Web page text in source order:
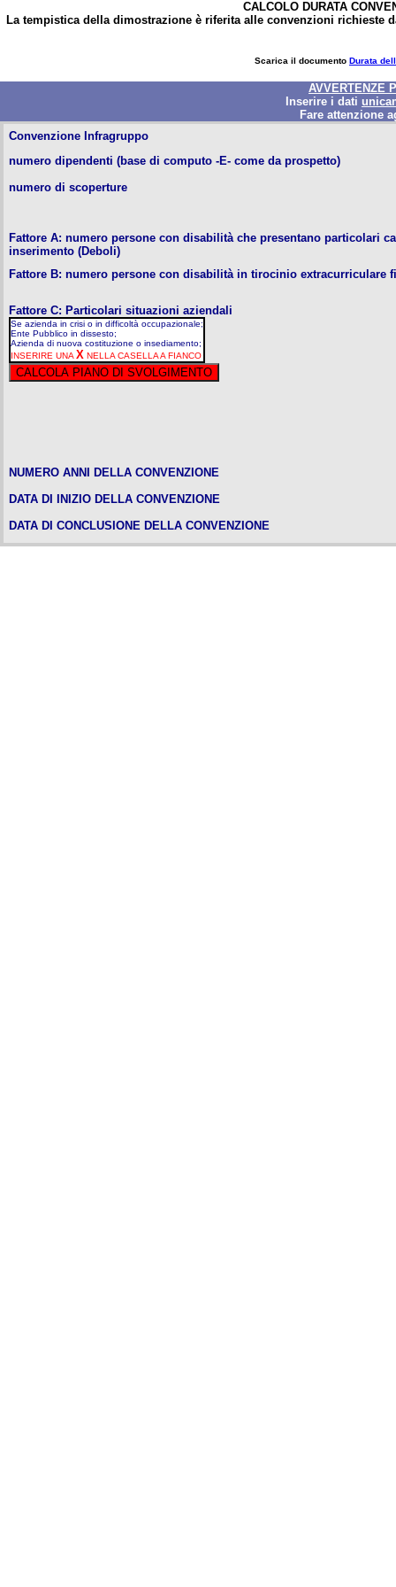
CALCOLO DURATA
La tempistica della dimostrazione è riferita alle convenzioni
Scarica il documento Durata
AVVERTENZE
Inserire i dati
Fare attenzione
Convenzione Infragruppo
numero dipendenti (base di computo -E- come da prospetto)
numero di scoperture
Fattore A: numero persone con disabilità che presentano particolari
inserimento (Deboli)
Fattore B: numero persone con disabilità in tirocinio extracurriculare
Fattore C: Particolari situazioni aziendali
Se azienda in crisi o in difficoltà occupazionale;
Ente Pubblico in dissesto;
Azienda di nuova costituzione o insediamento;
INSERIRE UNA X NELLA CASELLA A FIANCO
NUMERO ANNI DELLA CONVENZIONE
DATA DI INIZIO DELLA CONVENZIONE
DATA DI CONCLUSIONE DELLA CONVENZIONE